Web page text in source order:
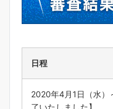
日程
2020年4月1日（水）